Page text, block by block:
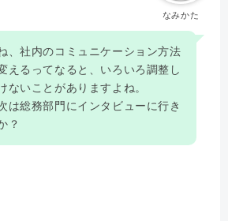
なみかた
、社内のコミュニケーション方法
えるってなると、いろいろ調整し
ないことがありますよね。
は総務部門にインタビューに行き
？